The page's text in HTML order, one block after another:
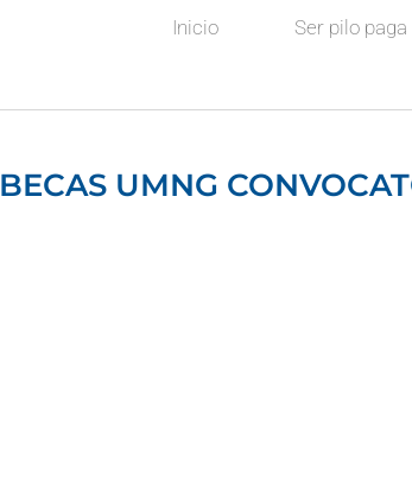
Inicio Ser pilo paga
BECAS UMNG